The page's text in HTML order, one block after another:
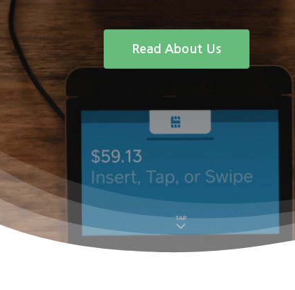
Read About Us